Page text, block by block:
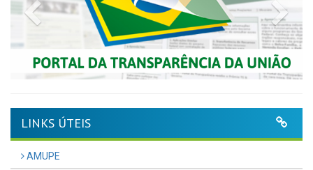
Previous
LINKS ÚTEIS
AMUPE